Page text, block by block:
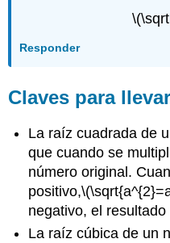
Responder
Claves para llevar
La raíz cuadrada de
que cuando se
número original.
positivo,
negativo, el
La raíz cúbica de un